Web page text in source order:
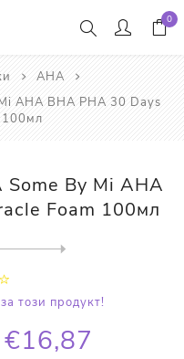
0
AHA
BHA PHA 30 Days
100мл
By Mi AHA
Foam 100мл
този продукт!